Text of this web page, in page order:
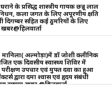
के प्रसिद्ध शास्त्रीय गायक छन्नू लाल
निधन, कला जगत के लिए अपूरणीय क्षति
दिगम्बर सहित कई ठुमरियों के लिए
अल्मोड़ा)में डॉ जोशी क्लीनिक
एक दिवसीय स्वास्थ्य शिविर में
उपचार एवं मुफ्त दवा का हुआ
द्वारा दमा श्वास एवं हृदय संबंधी
सुझाए,खबर @हिलवार्ता